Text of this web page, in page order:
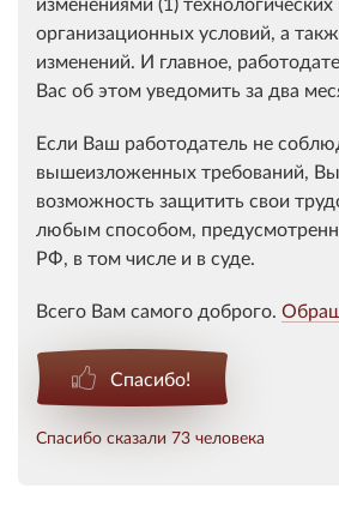
организационных условий, а
изменений. И главное,
Вас об этом уведомить за два
Если Ваш работодатель не
вышеизложенных требований,
возможность защитить свои
любым способом,
РФ, в том числе и в суде.
Всего Вам самого доброго.
Спасибо!
Спасибо сказали 73 человека